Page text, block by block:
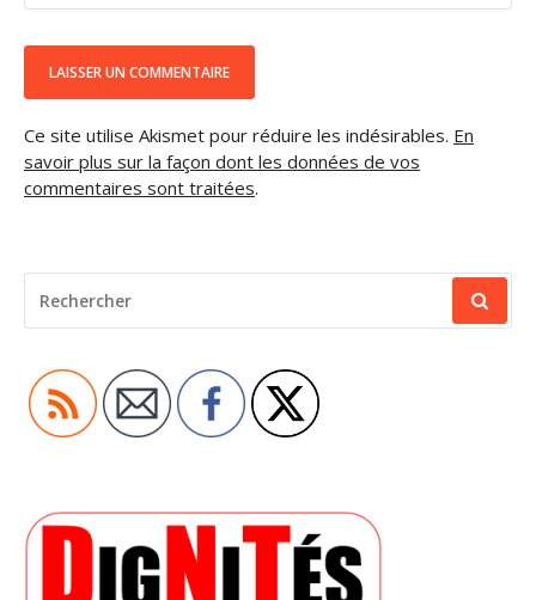
Ce site utilise Akismet pour réduire les indésirables. En
savoir plus sur la façon dont les données de vos
commentaires sont traitées.
POUR
: